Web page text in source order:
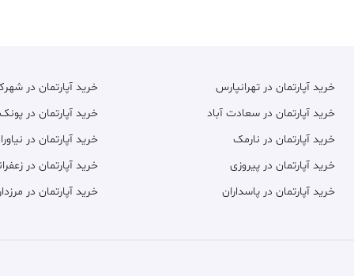
خرید آپارتمان در تهرانپارس
خرید آپارتمان در سعادت آباد
خرید آپارتمان در نارمک
خرید آپارتمان در پیروزی
خرید آپارتمان در پاسداران
خرید آپارتمان در
خرید آپارتمان در
خرید آپارتمان در
خرید آپارتمان در
خرید آپارتمان در